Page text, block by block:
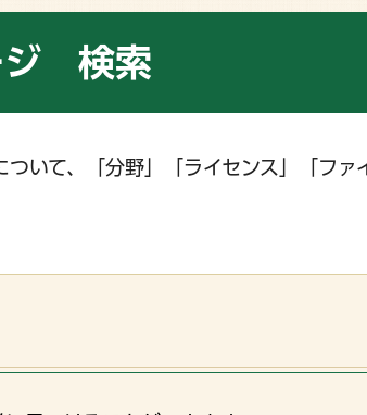
ジ 検索
いて、「分野」「ライセンス」「フ